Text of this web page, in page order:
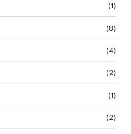
(1)
(8)
(4)
(2)
(1)
(2)